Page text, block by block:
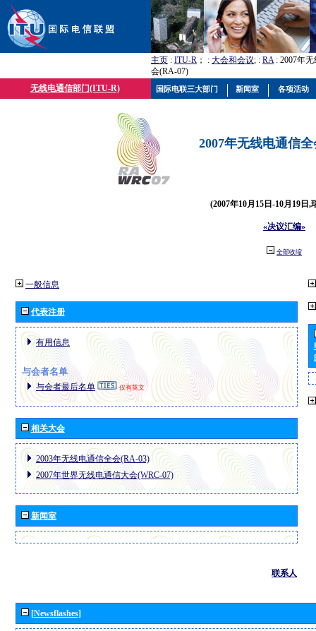
主页 : ITU-R ； : 大会和会议; : RA: 2007年
会(RA-07)
无线电通信部门(ITU-R)
2007年无线电通信
(2007年10月15日-10月19日,
«决议汇编»
全部收缩
一般信息
代表注册
有用信息
与会者名单
与会者最后名单 仅有英文
相关大会
2003年无线电通信全会(RA-03)
2007年世界无线电通信大会(WRC-07)
新闻室
联系人
[Newsflashes]
国际电联三大部门 新闻室 各项活动